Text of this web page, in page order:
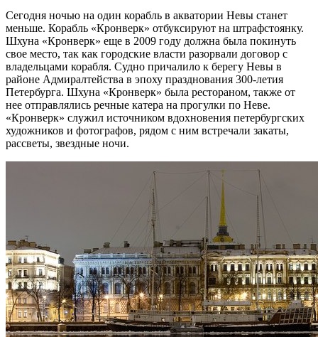
Сегодня ночью на один корабль в акватории Невы станет
меньше. Корабль «Кронверк» отбуксируют на штрафстоянку.
Шхуна «Кронверк» еще в 2009 году должна была покинуть
свое место, так как городские власти разорвали договор с
владельцами корабля. Судно причалило к берегу Невы в
районе Адмиралтейства в эпоху празднования 300-летия
Петербурга. Шхуна «Кронверк» была рестораном, также от
нее отправлялись речные катера на прогулки по Неве.
«Кронверк» служил источником вдохновения петербургских
художников и фотографов, рядом с ним встречали закаты,
рассветы, звездные ночи.